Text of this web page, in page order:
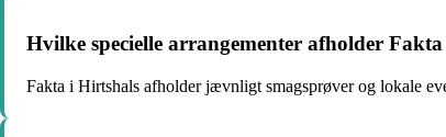
Hvilke specielle arrangementer afholder
Fakta i Hirtshals afholder jævnligt smagsprøver og lokale